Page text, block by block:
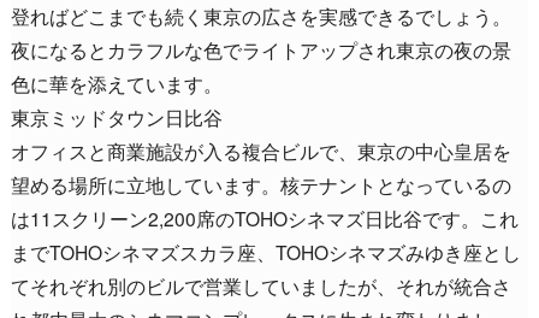
登ればどこまでも続く東京の広さを実感できるでしょう。
夜になるとカラフルな色でライトアップされ東京の夜の景
色に華を添えています。
東京ミッドタウン日比谷
オフィスと商業施設が入る複合ビルで、東京の中心皇居を
望める場所に立地しています。核テナントとなっているの
は11スクリーン2,200席のTOHOシネマズ日比谷です。これ
までTOHOシネマズスカラ座、TOHOシネマズみゆき座とし
てそれぞれ別のビルで営業していましたが、それが統合さ